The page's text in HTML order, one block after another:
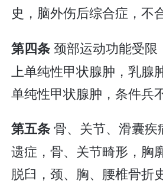
史，脑外伤后综合症，不
第四条颈部运动功能受
上单纯性甲状腺肿，乳腺
单纯性甲状腺肿，条件兵
第五条骨、关节、滑囊疾
遗症，骨、关节畸形，胸
脱臼，颈、胸、腰椎骨折